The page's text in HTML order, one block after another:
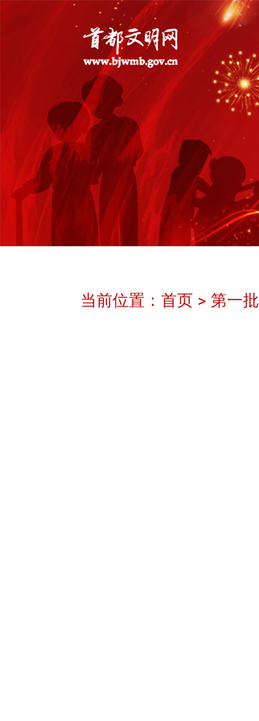
当前位置： 首页 > 第一批